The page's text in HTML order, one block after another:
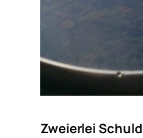
Zweierlei Schuld